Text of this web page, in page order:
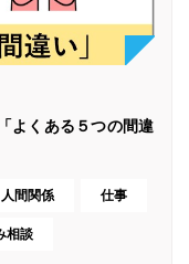
よくある５つの間違
人間関係 仕事
相談